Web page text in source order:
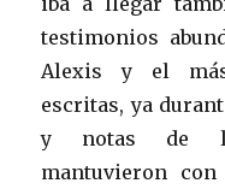
testimonios
Alexis y el
escritas, ya
y notas de
mantuvieron